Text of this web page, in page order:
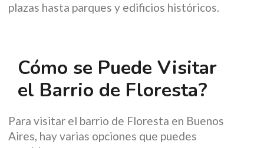
plazas hasta parques y edificios históricos.
Cómo se Puede Visitar
el Barrio de Floresta?
Para visitar el barrio de Floresta en Buenos
Aires, hay varias opciones que puedes